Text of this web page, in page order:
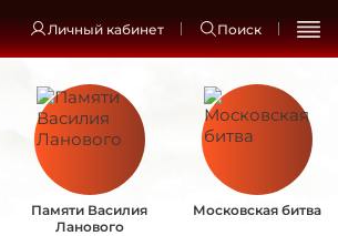
Личный кабинет Поиск
Памяти Василия
Ланового
Московская битва